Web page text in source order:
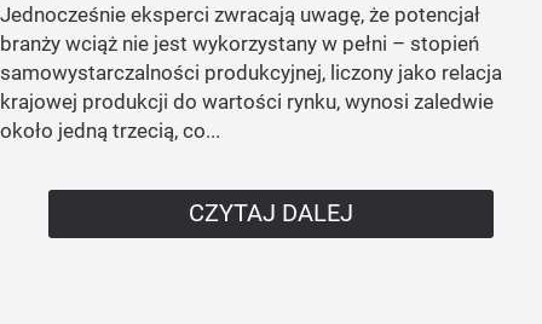
Jednocześnie eksperci zwracają uwagę, że potencjał
branży wciąż nie jest wykorzystany w pełni – stopień
samowystarczalności produkcyjnej, liczony jako relacja
krajowej produkcji do wartości rynku, wynosi zaledwie
około jedną trzecią, co...
CZYTAJ DALEJ